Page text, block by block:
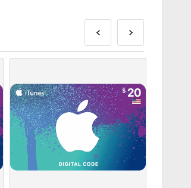
ezért eredetiek.
való játékhoz